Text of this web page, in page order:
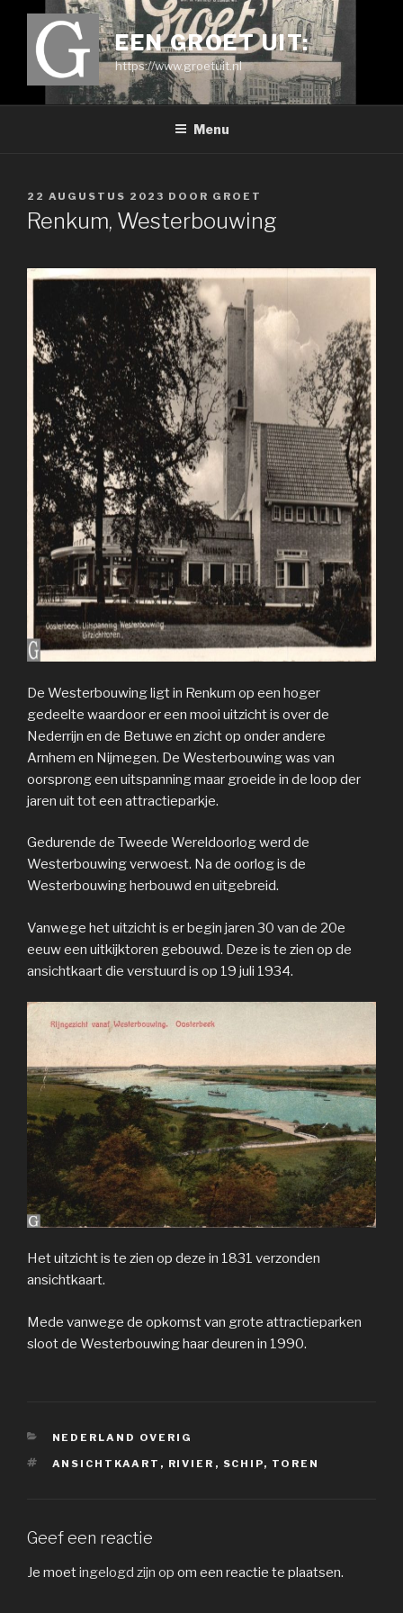
EEN GROET UIT:
https://www.groetuit.nl
Menu
GEPLAATST
OP
22 AUGUSTUS 2023 DOOR GROET
Renkum, Westerbouwing
De Westerbouwing ligt in Renkum op een hoger
gedeelte waardoor er een mooi uitzicht is over de
Nederrijn en de Betuwe en zicht op onder andere
Arnhem en Nijmegen. De Westerbouwing was van
oorsprong een uitspanning maar groeide in de loop der
jaren uit tot een attractieparkje.
Gedurende de Tweede Wereldoorlog werd de
Westerbouwing verwoest. Na de oorlog is de
Westerbouwing herbouwd en uitgebreid.
Vanwege het uitzicht is er begin jaren 30 van de 20e
eeuw een uitkijktoren gebouwd. Deze is te zien op de
ansichtkaart die verstuurd is op 19 juli 1934.
Het uitzicht is te zien op deze in 1831 verzonden
ansichtkaart.
Mede vanwege de opkomst van grote attractieparken
sloot de Westerbouwing haar deuren in 1990.
CATEGORIEËN
NEDERLAND OVERIG
TAGS
ANSICHTKAART , RIVIER , SCHIP, TOREN
Geef een reactie
Je moetingelogd zijn op om een reactie te plaatsen.